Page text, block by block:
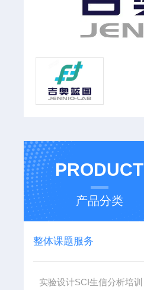
PRODUCT
产品分类
整体课题服务
实验设计SCI生信分析培训